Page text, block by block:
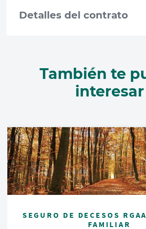
Detalles del contrato
También te
interesar
SEGURO DE DECESOS
FAMILIAR